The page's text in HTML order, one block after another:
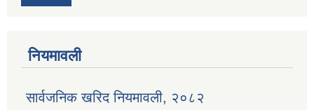
नियमावली
सार्वजनिक खरिद नियमावली, २०८२